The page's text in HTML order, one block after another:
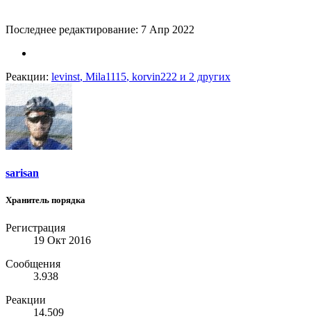
Последнее редактирование: 7 Апр 2022
Реакции: levinst, Mila1115, korvin222 и 2 других
sarisan
Хранитель порядка
Регистрация
19 Окт 2016
Сообщения
3.938
Реакции
14.509